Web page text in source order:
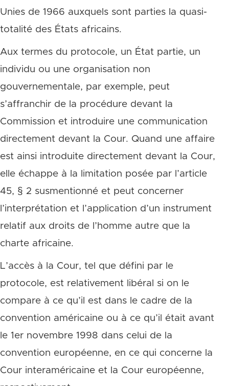
Unies de 1966 auxquels sont parties la quasi-
totalité des États africains.
Aux termes du protocole, un État partie, un
individu ou une organisation non
gouvernementale, par exemple, peut
s’affranchir de la procédure devant la
Commission et introduire une communication
directement devant la Cour. Quand une affaire
est ainsi introduite directement devant la Cour,
elle échappe à la limitation posée par l’article
45, § 2 susmentionné et peut concerner
l’interprétation et l’application d’un instrument
relatif aux droits de l’homme autre que la
charte africaine.
L’accès à la Cour, tel que défini par le
protocole, est relativement libéral si on le
compare à ce qu’il est dans le cadre de la
convention américaine ou à ce qu’il était avant
le 1er novembre 1998 dans celui de la
convention européenne, en ce qui concerne la
Cour interaméricaine et la Cour européenne,